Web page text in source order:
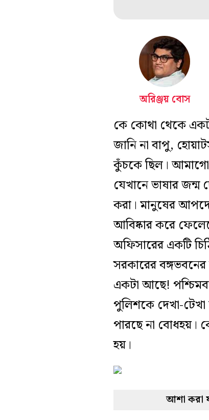
অরিঞ্জয় বোস
কে কোথা থেকে
জানি না বাপু,
কুঁচকে ছিল। আমাগো
যেখানে ভাষার
করা। মানুষের
আবিষ্কার করে
অফিসারের একটি
সরকারের বঙ্গভবনের
একটা আছে!
পুলিশকে দেখা-
পারছে না বোধহয়।
হয়।
আশা করা